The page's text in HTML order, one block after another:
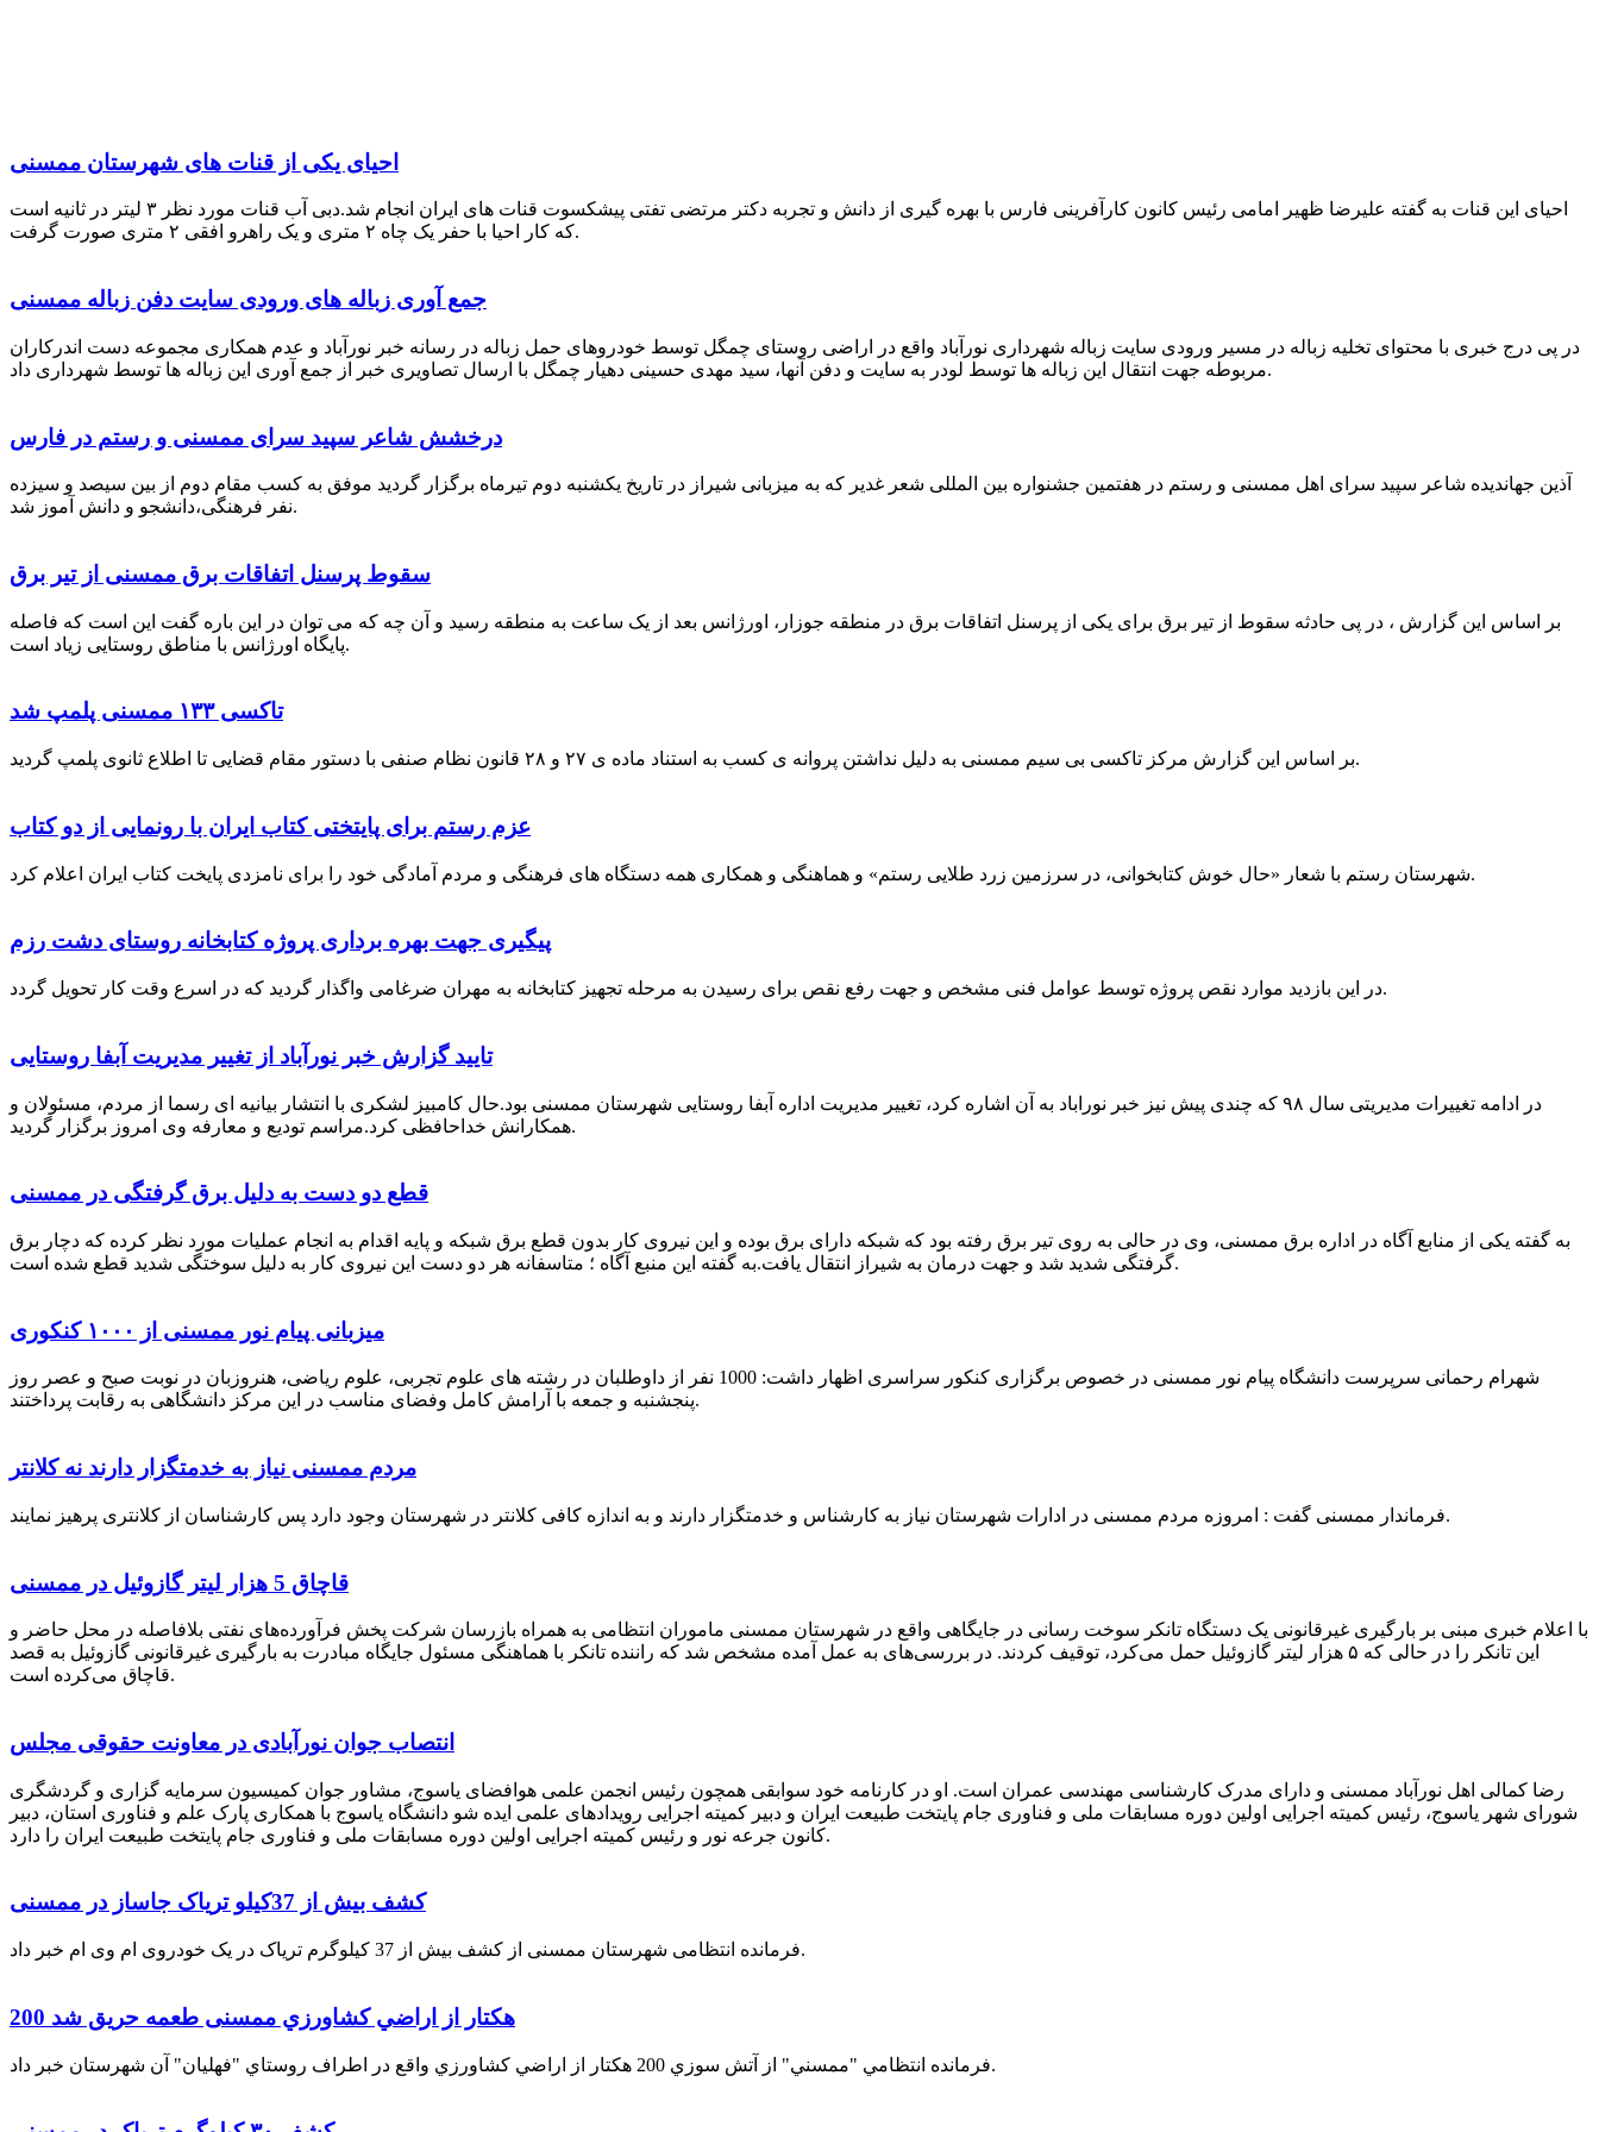
احیای یکی از قنات های شهرستان ممسنی
احیای این قنات به گفته علیرضا ظهیر امامی رئیس کانون کارآفرینی فارس با بهره گیری از دانش و تجربه دکتر مرتضی تفتی پیشکسوت قنات های ایران انجام شد.دبی آب قنات مورد نظر ۳ لیتر در ثانیه است
که کار احیا با حفر یک چاه ۲ متری و یک راهرو افقی ۲ متری صورت گرفت.
جمع آوری زباله های ورودی سایت دفن زباله ممسنی
در پی درج خبری با محتوای تخلیه زباله در مسیر ورودی سایت زباله شهرداری نورآباد واقع در اراضی روستای چمگل توسط خودروهای حمل زباله در رسانه خبر نورآباد و عدم همکاری مجموعه دست اندرکاران
مربوطه جهت انتقال این زباله ها توسط لودر به سایت و دفن آنها، سید مهدی حسینی دهیار چمگل با ارسال تصاویری خبر از جمع آوری این زباله ها توسط شهرداری داد.
درخشش شاعر سپید سرای ممسنی و رستم در فارس
آذین جهاندیده شاعر سپید سرای اهل ممسنی و رستم در هفتمین جشنواره بین المللی شعر غدیر که به میزبانی شیراز در تاریخ یکشنبه دوم تیرماه برگزار گردید موفق به کسب مقام دوم از بین سیصد و سیزده
نفر فرهنگی،دانشجو و دانش آموز شد.
سقوط پرسنل اتفاقات برق ممسنی از تیر برق
بر اساس این گزارش ، در پی حادثه سقوط از تیر برق برای یکی از پرسنل اتفاقات برق در منطقه جوزار، اورژانس بعد از یک ساعت به منطقه رسید و آن چه که می توان در این باره گفت این است که فاصله
پایگاه اورژانس با مناطق روستایی زیاد است.
تاکسی ۱۳۳ ممسنی پلمپ شد
بر اساس این گزارش مرکز تاکسی بی سیم ممسنی به دلیل نداشتن پروانه ی کسب به استناد ماده ی ۲۷ و ۲۸ قانون نظام صنفی با دستور مقام قضایی تا اطلاع ثانوی پلمپ گردید.
عزم رستم برای پایتختی کتاب ایران با رونمایی از دو کتاب
شهرستان رستم با شعار «حال خوش کتابخوانی، در سرزمین زرد طلایی رستم» و هماهنگی و همکاری همه دستگاه های فرهنگی و مردم آمادگی خود را برای نامزدی پایخت کتاب ایران اعلام کرد.
پیگیری جهت بهره برداری پروژه کتابخانه روستای دشت رزم
در این بازدید موارد نقص پروژه توسط عوامل فنی مشخص و جهت رفع نقص برای رسیدن به مرحله تجهیز کتابخانه به مهران ضرغامی واگذار گردید که در اسرع وقت کار تحویل گردد.
تایید گزارش خبر نورآباد از تغییر مدیریت آبفا روستایی
در ادامه تغییرات مدیریتی سال ۹۸ که چندی پیش نیز خبر نوراباد به آن اشاره کرد، تغییر مدیریت اداره آبفا روستایی شهرستان ممسنی بود.حال کامبیز لشکری با انتشار بیانیه ای رسما از مردم، مسئولان و
همکارانش خداحافظی کرد.مراسم تودیع و معارفه وی امروز برگزار گردید.
قطع دو دست به دلیل برق گرفتگی در ممسنی
به گفته یکی از منابع آگاه در اداره برق ممسنی، وی در حالی به روی تیر برق رفته بود که شبکه دارای برق بوده و این نیروی کار بدون قطع برق شبکه و پایه اقدام به انجام عملیات مورد نظر کرده که دچار برق
گرفتگی شدید شد و جهت درمان به شیراز انتقال یافت.به گفته این منبع آگاه ؛ متاسفانه هر دو دست این نیروی کار به دلیل سوختگی شدید قطع شده است.
میزبانی پیام نور ممسنی از ۱۰۰۰ کنکوری
شهرام رحمانی سرپرست دانشگاه پیام نور ممسنی در خصوص برگزاری کنکور سراسری اظهار داشت: 1000 نفر از داوطلبان در رشته های علوم تجربی، علوم ریاضی، هنروزبان در نوبت صبح و عصر روز
پنجشنبه و جمعه با آرامش کامل وفضای مناسب در این مرکز دانشگاهی به رقابت پرداختند.
مردم ممسنی نیاز به خدمتگزار دارند نه کلانتر
فرماندار ممسنی گفت : امروزه مردم ممسنی در ادارات شهرستان نیاز به کارشناس و خدمتگزار دارند و به اندازه کافی کلانتر در شهرستان وجود دارد پس کارشناسان از کلانتری پرهیز نمایند.
قاچاق 5 هزار لیتر گازوئیل در ممسنی
با اعلام خبری مبنی بر بارگیری غیرقانونی یک دستگاه تانکر سوخت رسانی در جایگاهی واقع در شهرستان ممسنی ماموران انتظامی به همراه بازرسان شرکت پخش فرآورده‌های نفتی بلافاصله در محل حاضر و
این تانکر را در حالی که ۵ هزار لیتر گازوئیل حمل می‌کرد، توقیف کردند. در بررسی‌های به عمل آمده مشخص شد که راننده تانکر با هماهنگی مسئول جایگاه مبادرت به بارگیری غیرقانونی گازوئیل به قصد
قاچاق می‌کرده است.
انتصاب جوان نورآبادی در معاونت حقوقی مجلس
رضا کمالی اهل نورآباد ممسنی و دارای مدرک کارشناسی مهندسی عمران است. او در کارنامه خود سوابقی همچون رئیس انجمن علمی هوافضای یاسوج، مشاور جوان کمیسیون سرمایه گزاری و گردشگری
شورای شهر یاسوج، رئیس کمیته اجرایی اولین دوره مسابقات ملی و فناوری جام پایتخت طبیعت ایران و دبیر کمیته اجرایی رویدادهای علمی ایده شو دانشگاه یاسوج با همکاری پارک علم و فناوری استان، دبیر
کانون جرعه نور و رئیس کمیته اجرایی اولین دوره مسابقات ملی و فناوری جام پایتخت طبیعت ایران را دارد.
کشف بیش از 37کیلو تریاک جاساز در ممسنی
فرمانده انتظامی شهرستان ممسنی از کشف بیش از 37 کیلوگرم تریاک در یک خودروی ام وی ام خبر داد.
200 هكتار از اراضي كشاورزي ممسنی طعمه حریق شد
فرمانده انتظامي "ممسني" از آتش سوزي 200 هكتار از اراضي كشاورزي واقع در اطراف روستاي "فهلیان" آن شهرستان خبر داد.